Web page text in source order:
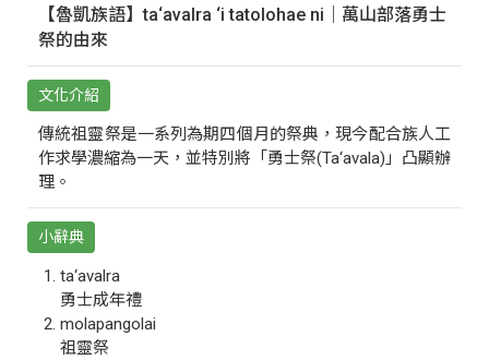
【魯凱族語】ta‘avalra ‘i tatolohae ni｜萬山部落勇士
祭的由來
文化介紹
傳統祖靈祭是一系列為期四個月的祭典，現今配合族人工
作求學濃縮為一天，並特別將「勇士祭(Ta‘avala)」凸顯辦
理。
小辭典
ta‘avalra
勇士成年禮
molapangolai
祖靈祭